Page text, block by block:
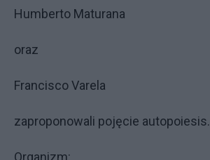
Humberto Maturana
oraz
Francisco Varela
zaproponowali pojęcie autopoiesis.
Organizm: